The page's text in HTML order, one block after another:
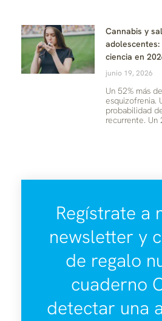
Cannabis y
ciencia en
junio 19, 2026
Un 52% más
esquizofrenia.
probabilidad
recurrente. Un
Regístrate a
newsletter y
de regalo
cuaderno
detectar una